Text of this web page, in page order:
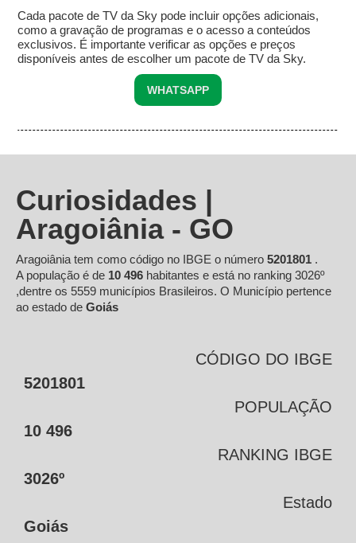
Cada pacote de TV da Sky pode incluir opções adicionais,
como a gravação de programas e o acesso a conteúdos
exclusivos. É importante verificar as opções e preços
disponíveis antes de escolher um pacote de TV da Sky.
WHATSAPP
Curiosidades |
Aragoiânia - GO
Aragoiânia tem como código no IBGE o número 5201801 .
A população é de 10 496 habitantes e está no ranking 3026º
,dentre os 5559 municípios Brasileiros. O Município pertence
ao estado de Goiás
CÓDIGO DO IBGE
5201801
POPULAÇÃO
10 496
RANKING IBGE
3026º
Estado
Goiás